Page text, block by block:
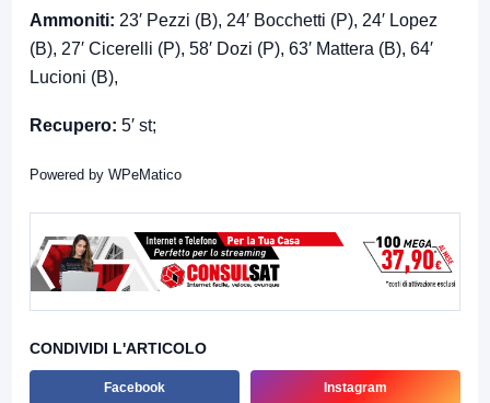
Ammoniti: 23′ Pezzi (B), 24′ Bocchetti (P), 24′ Lopez
(B), 27′ Cicerelli (P), 58′ Dozi (P), 63′ Mattera (B), 64′
Lucioni (B),
Recupero: 5′ st;
Powered by WPeMatico
CONDIVIDI L'ARTICOLO
Facebook Instagram